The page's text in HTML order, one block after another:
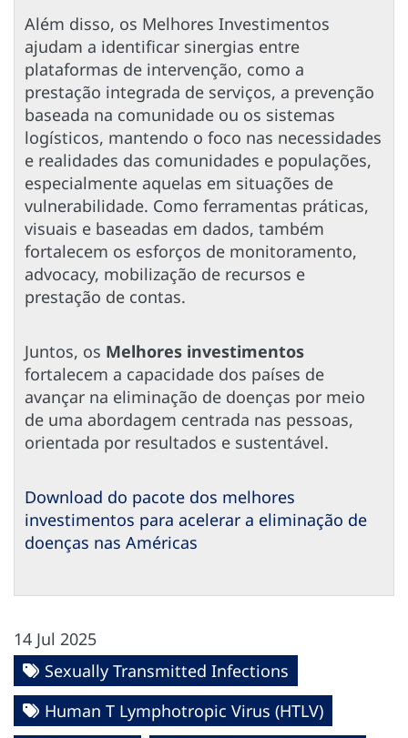
Além disso, os Melhores Investimentos
ajudam a identificar sinergias entre
plataformas de intervenção, como a
prestação integrada de serviços, a prevenção
baseada na comunidade ou os sistemas
logísticos, mantendo o foco nas necessidades
e realidades das comunidades e populações,
especialmente aquelas em situações de
vulnerabilidade. Como ferramentas práticas,
visuais e baseadas em dados, também
fortalecem os esforços de monitoramento,
advocacy, mobilização de recursos e
prestação de contas.
Juntos, os Melhores investimentos
fortalecem a capacidade dos países de
avançar na eliminação de doenças por meio
de uma abordagem centrada nas pessoas,
orientada por resultados e sustentável.
Download do pacote dos melhores
investimentos para acelerar a eliminação de
doenças nas Américas
14 Jul 2025
Sexually Transmitted Infections
Human T Lymphotropic Virus (HTLV)